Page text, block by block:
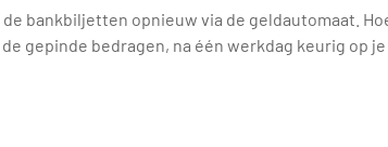
bankbiljetten opnieuw via de geldautomaat.
gepinde bedragen, na één werkdag keurig op